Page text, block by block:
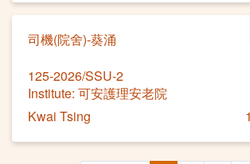
司機(院舍)-葵涌
125-2026/SSU-2
Institute: 可安護理安老院
Kwai Tsing